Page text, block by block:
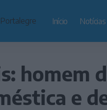
Início Notícias
homem
e